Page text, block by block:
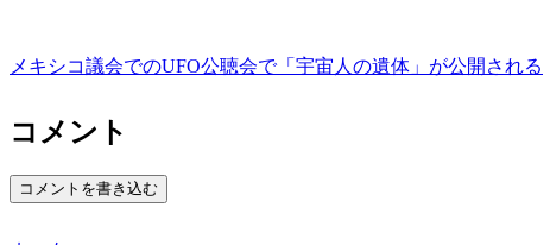
メキシコ議会でのUFO公聴会で「宇宙人の遺体」が公開される
コメント
コメントを書き込む